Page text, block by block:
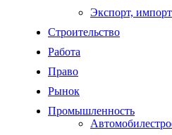
Экспорт, импорт
Строительство
Работа
Право
Рынок
Промышленность